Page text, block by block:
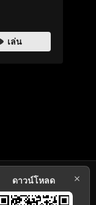
เล่น
ดาวน์โหลด